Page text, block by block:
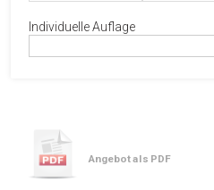
Individuelle Auflage
Angebot als PDF